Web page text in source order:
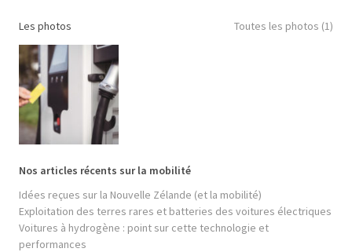
Les photos Toutes les photos (1)
Nos articles récents sur la mobilité
Idées reçues sur la Nouvelle Zélande (et la mobilité)
Exploitation des terres rares et batteries des voitures électriques
Voitures à hydrogène : point sur cette technologie et
performances